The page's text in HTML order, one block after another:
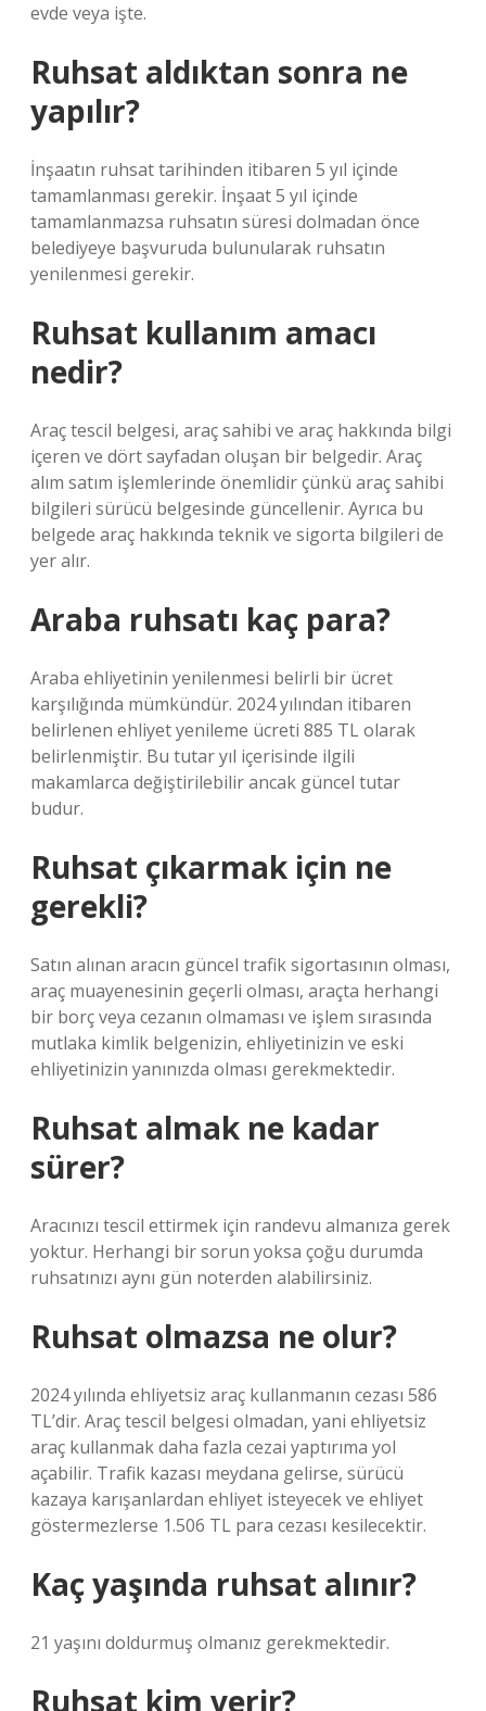
evde veya işte.
Ruhsat aldıktan sonra ne
yapılır?
İnşaatın ruhsat tarihinden itibaren 5 yıl içinde
tamamlanması gerekir. İnşaat 5 yıl içinde
tamamlanmazsa ruhsatın süresi dolmadan önce
belediyeye başvuruda bulunularak ruhsatın
yenilenmesi gerekir.
Ruhsat kullanım amacı
nedir?
Araç tescil belgesi, araç sahibi ve araç hakkında bilgi
içeren ve dört sayfadan oluşan bir belgedir. Araç
alım satım işlemlerinde önemlidir çünkü araç sahibi
bilgileri sürücü belgesinde güncellenir. Ayrıca bu
belgede araç hakkında teknik ve sigorta bilgileri de
yer alır.
Araba ruhsatı kaç para?
Araba ehliyetinin yenilenmesi belirli bir ücret
karşılığında mümkündür. 2024 yılından itibaren
belirlenen ehliyet yenileme ücreti 885 TL olarak
belirlenmiştir. Bu tutar yıl içerisinde ilgili
makamlarca değiştirilebilir ancak güncel tutar
budur.
Ruhsat çıkarmak için ne
gerekli?
Satın alınan aracın güncel trafik sigortasının olması,
araç muayenesinin geçerli olması, araçta herhangi
bir borç veya cezanın olmaması ve işlem sırasında
mutlaka kimlik belgenizin, ehliyetinizin ve eski
ehliyetinizin yanınızda olması gerekmektedir.
Ruhsat almak ne kadar
sürer?
Aracınızı tescil ettirmek için randevu almanıza gerek
yoktur. Herhangi bir sorun yoksa çoğu durumda
ruhsatınızı aynı gün noterden alabilirsiniz.
Ruhsat olmazsa ne olur?
2024 yılında ehliyetsiz araç kullanmanın cezası 586
TL’dir. Araç tescil belgesi olmadan, yani ehliyetsiz
araç kullanmak daha fazla cezai yaptırıma yol
açabilir. Trafik kazası meydana gelirse, sürücü
kazaya karışanlardan ehliyet isteyecek ve ehliyet
göstermezlerse 1.506 TL para cezası kesilecektir.
Kaç yaşında ruhsat alınır?
21 yaşını doldurmuş olmanız gerekmektedir.
Ruhsat kim verir?